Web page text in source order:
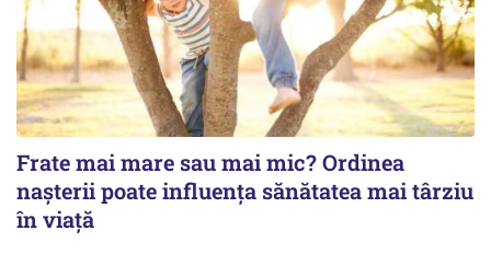
Frate mai mare sau mai mic? Ordinea
nașterii poate influența sănătatea mai târziu
în viață